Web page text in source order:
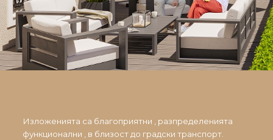
Изложенията са благоприятни , разпределенията
функционални , в близост до градски транспорт.